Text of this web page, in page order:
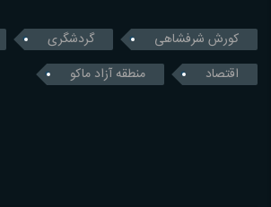
کورش شرفشاهی گردشگری
اقتصاد
منطقه آزاد ماکو